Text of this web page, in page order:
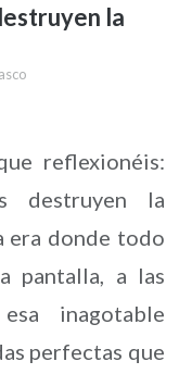
la
reflexionéis:
destruyen la
era donde todo
pantalla, a las
inagotable
perfectas que